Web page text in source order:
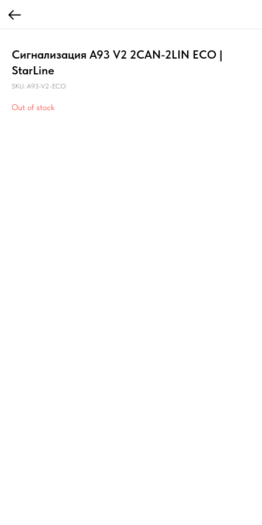
Сигнализация A93 V2 2CAN-2LIN ECO |
StarLine
SKU: A93-V2-ECO
Out of stock